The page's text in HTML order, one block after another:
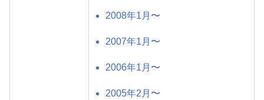
2008年1月〜
2007年1月〜
2006年1月〜
2005年2月〜